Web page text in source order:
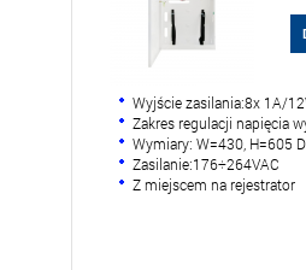
Wyjście zasilania:8x 1A/
Zakres regulacji napięcia
Wymiary: W=430, H=605
Zasilanie:176÷264VAC
Z miejscem na rejestrator